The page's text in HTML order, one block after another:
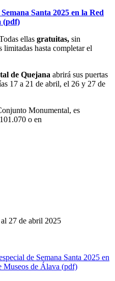
Santa 2025 en la Red
(pdf)
ellas gratuitas, sin
hasta completar el
de Quejana abrirá sus puertas
17 a 21 de abril, el 26 y 27 de
Monumental, es
o en
27 de abril 2025
de Semana Santa 2025 en
Museos de Álava (pdf)